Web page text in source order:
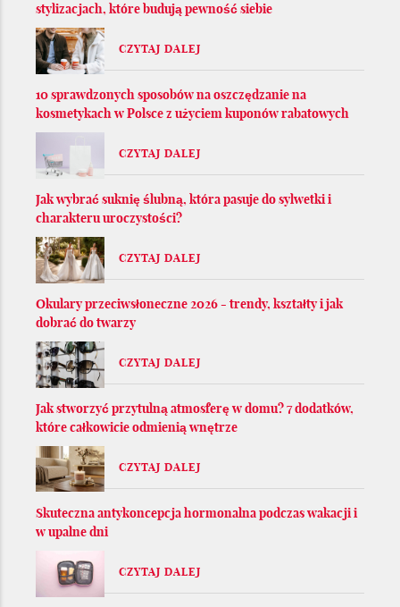
stylizacjach, które budują pewność siebie
CZYTAJ DALEJ
10 sprawdzonych sposobów na oszczędzanie na
kosmetykach w Polsce z użyciem kuponów rabatowych
CZYTAJ DALEJ
Jak wybrać suknię ślubną, która pasuje do sylwetki i
charakteru uroczystości?
CZYTAJ DALEJ
Okulary przeciwsłoneczne 2026 - trendy, kształty i jak
dobrać do twarzy
CZYTAJ DALEJ
Jak stworzyć przytulną atmosferę w domu? 7 dodatków,
które całkowicie odmienią wnętrze
CZYTAJ DALEJ
Skuteczna antykoncepcja hormonalna podczas wakacji i
w upalne dni
CZYTAJ DALEJ